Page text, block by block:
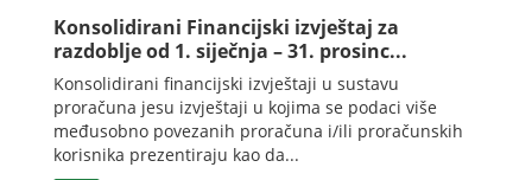
Konsolidirani Financijski izvještaj za
razdoblje od 1. siječnja – 31. prosinc...
Konsolidirani financijski izvještaji u sustavu
proračuna jesu izvještaji u kojima se podaci više
međusobno povezanih proračuna i/ili proračunskih
korisnika prezentiraju kao da...